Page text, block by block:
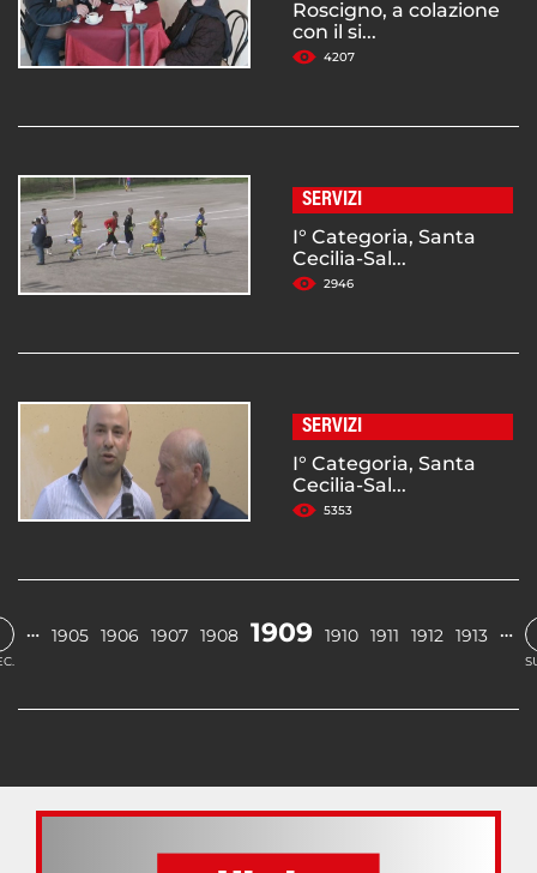
Roscigno, a colazione
con il si...
4207
SERVIZI
I° Categoria, Santa
Cecilia-Sal...
2946
SERVIZI
I° Categoria, Santa
Cecilia-Sal...
5353
… 1905 1906 1907 1908 1909 1910 1911 1912 1913 …